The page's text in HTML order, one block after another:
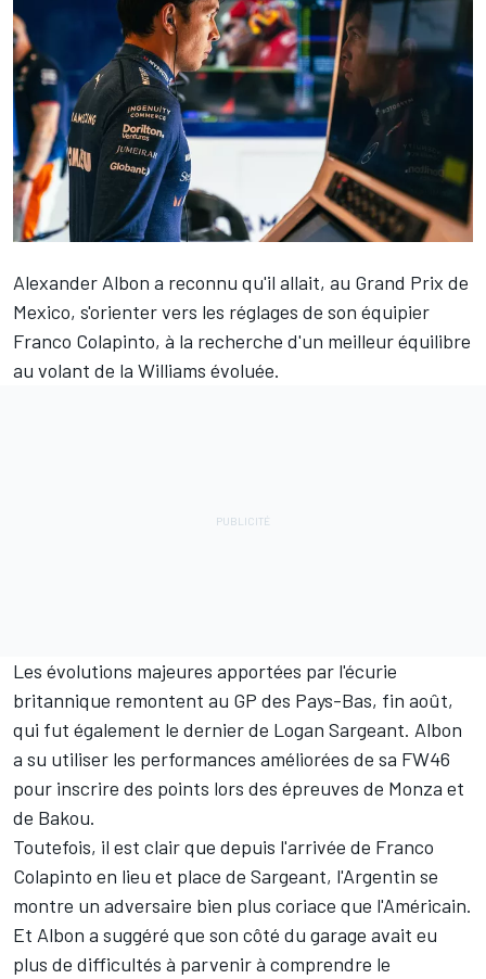
Alexander Albon a reconnu qu'il allait, au Grand Prix de
Mexico, s'orienter vers les réglages de son équipier
Franco Colapinto, à la recherche d'un meilleur équilibre
au volant de la Williams évoluée.
Les évolutions majeures apportées par l'écurie
britannique remontent au GP des Pays-Bas, fin août,
qui fut également le dernier de Logan Sargeant. Albon
a su utiliser les performances améliorées de sa FW46
pour inscrire des points lors des épreuves de Monza et
de Bakou.
Toutefois, il est clair que depuis l'arrivée de Franco
Colapinto en lieu et place de Sargeant, l'Argentin se
montre un adversaire bien plus coriace que l'Américain.
Et Albon a suggéré que son côté du garage avait eu
plus de difficultés à parvenir à comprendre le